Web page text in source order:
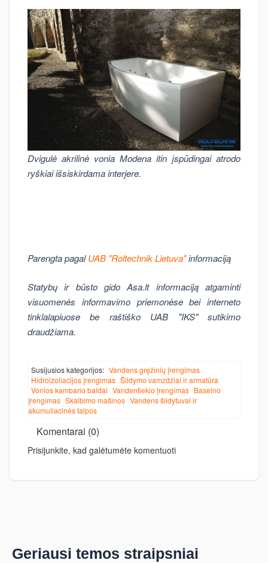
Dvigulė akrilinė vonia Modena itin įspūdingai atrodo
ryškiai išsiskirdama interjere.
Parengta pagalUAB "Roltechnik Lietuva"informaciją
Statybų ir būsto gido Asa.lt informaciją atgaminti
visuomenės informavimo priemonėse bei interneto
tinklalapiuose be raštiško UAB "IKS" sutikimo
draudžiama.
Susijusios kategorijos: Vandens gręžinių įrengimas
Hidroizoliacijos įrengimas Šildymo vamzdžiai ir armatūra
Vonios kambario baldai Vandentiekio įrengimas Baseino
įrengimas Skalbimo mašinos Vandens šildytuvai ir
akumuliacinės talpos
Komentarai (0)
Prisijunkite, kad galėtumėte komentuoti
Geriausi temos straipsniai